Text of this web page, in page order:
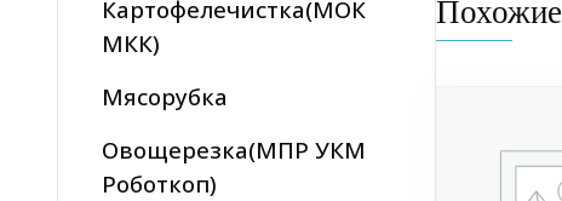
Похожие
Картофелечистка(МОК
МКК)
Мясорубка
Овощерезка(МПР УКМ
Роботкоп)